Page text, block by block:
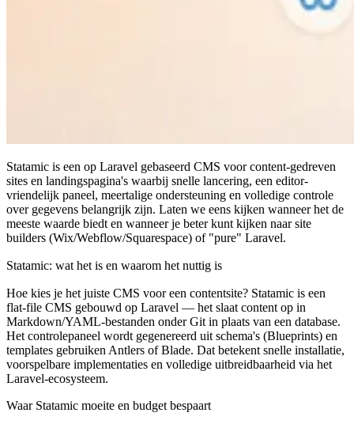
Statamic is een op Laravel gebaseerd CMS voor content-gedreven
sites en landingspagina's waarbij snelle lancering, een editor-
vriendelijk paneel, meertalige ondersteuning en volledige controle
over gegevens belangrijk zijn. Laten we eens kijken wanneer het de
meeste waarde biedt en wanneer je beter kunt kijken naar site
builders (Wix/Webflow/Squarespace) of "pure" Laravel.
Statamic: wat het is en waarom het nuttig is
Hoe kies je het juiste CMS voor een contentsite? Statamic is een
flat-file CMS gebouwd op Laravel — het slaat content op in
Markdown/YAML-bestanden onder Git in plaats van een database.
Het controlepaneel wordt gegenereerd uit schema's (Blueprints) en
templates gebruiken Antlers of Blade. Dat betekent snelle installatie,
voorspelbare implementaties en volledige uitbreidbaarheid via het
Laravel-ecosysteem.
Waar Statamic moeite en budget bespaart